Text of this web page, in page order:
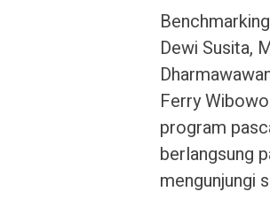
Dewi Susita,
Ferry
program
berlangsung
mengunjungi